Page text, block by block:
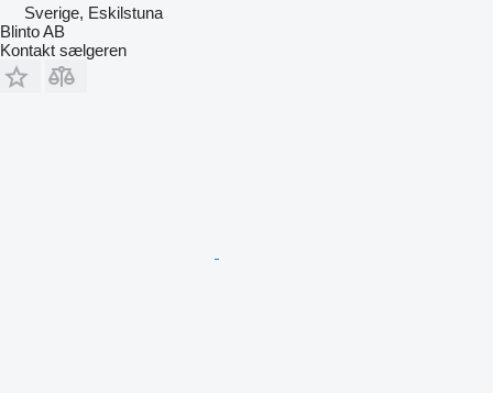
Sverige, Eskilstuna
Blinto AB
Kontakt sælgeren